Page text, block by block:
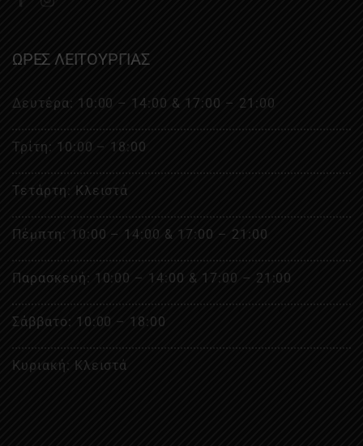
ΩΡΕΣ ΛΕΙΤΟΥΡΓΙΑΣ
Δευτέρα: 10:00 – 14:00 & 17:00 – 21:00
Τρίτη: 10:00 – 18:00
Τετάρτη: Κλειστά
Πέμπτη: 10:00 – 14:00 & 17:00 – 21:00
Παρασκευή: 10:00 – 14:00 & 17:00 – 21:00
Σάββατο: 10:00 – 18:00
Κυριακή: Κλειστά